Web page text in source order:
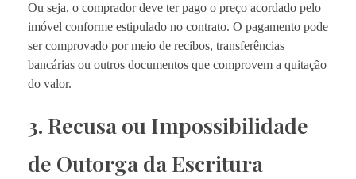
Ou seja, o comprador deve ter pago o preço acordado pelo
imóvel conforme estipulado no contrato. O pagamento pode
ser comprovado por meio de recibos, transferências
bancárias ou outros documentos que comprovem a quitação
do valor.
3. Recusa ou Impossibilidade
de Outorga da Escritura